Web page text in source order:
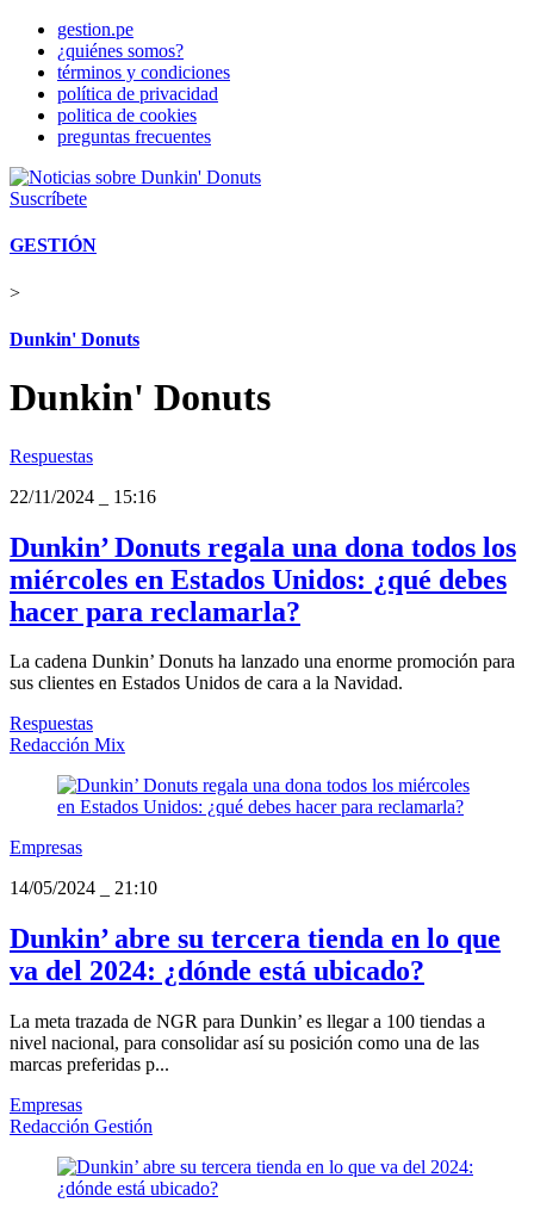
gestion.pe
¿quiénes somos?
términos y condiciones
política de privacidad
politica de cookies
preguntas frecuentes
Suscríbete
GESTIÓN
>
Dunkin' Donuts
Dunkin' Donuts
Respuestas
22/11/2024
15:16
Dunkin’ Donuts regala una dona todos los
miércoles en Estados Unidos: ¿qué debes
hacer para reclamarla?
La cadena Dunkin’ Donuts ha lanzado una enorme promoción para
sus clientes en Estados Unidos de cara a la Navidad.
Respuestas
Redacción Mix
Empresas
14/05/2024
21:10
Dunkin’ abre su tercera tienda en lo que
va del 2024: ¿dónde está ubicado?
La meta trazada de NGR para Dunkin’ es llegar a 100 tiendas a
nivel nacional, para consolidar así su posición como una de las
marcas preferidas p...
Empresas
Redacción Gestión